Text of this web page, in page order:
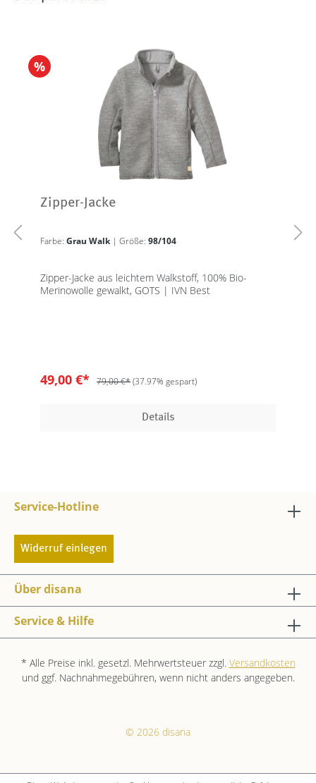
%
Zipper-Jacke
Farbe: Grau Walk | Größe: 98/104
Zipper-Jacke aus leichtem Walkstoff, 100% Bio-
Merinowolle gewalkt, GOTS | IVN Best
49,00 €* 79,00 €*(37.97% gespart)
Details
Service-Hotline
Widerruf einlegen
Über disana
Service & Hilfe
* Alle Preise inkl. gesetzl. Mehrwertsteuer zzgl. Versandkosten
und ggf. Nachnahmegebühren, wenn nicht anders angegeben.
© 2026 disana